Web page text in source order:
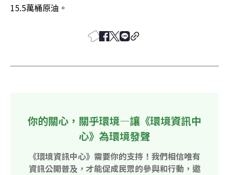
15.5萬桶原油。
你的關心，關乎環境—讓《環境資訊中
心》為環境發聲
《環境資訊中心》需要你的支持！我們相信唯有
資訊公開普及，才能促成民眾的參與和行動，邀